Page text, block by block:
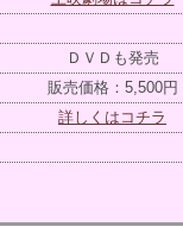
ＤＶＤも発売
販売価格：5,500円
詳しくはコチラ